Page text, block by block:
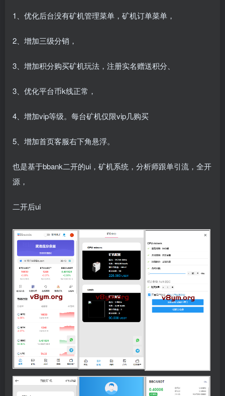
1、优化后台没有矿机管理菜单，矿机订单菜单，
2、增加三级分销，
3、增加积分购买矿机玩法，注册实名赠送积分、
3、优化平台币k线正常，
4、增加vip等级。每台矿机仅限vip几购买
5、增加首页客服右下角悬浮。
也是基于bbank二开的ui，矿机系统，分析师跟单引流，全开
源，
二开后ui